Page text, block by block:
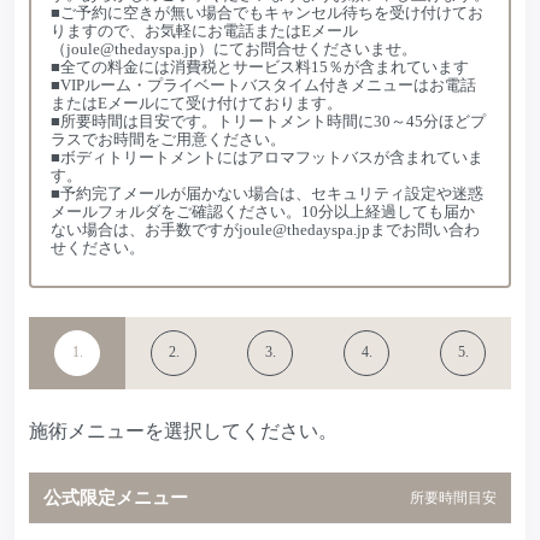
■ご予約に空きが無い場合でもキャンセル待ちを受け付けてお
りますので、お気軽にお電話またはEメール
（joule@thedayspa.jp）にてお問合せくださいませ。
■全ての料金には消費税とサービス料15％が含まれています
■VIPルーム・プライベートバスタイム付きメニューはお電話
またはEメールにて受け付けております。
■所要時間は目安です。トリートメント時間に30～45分ほどプ
ラスでお時間をご用意ください。
■ボディトリートメントにはアロマフットバスが含まれていま
す。
■予約完了メールが届かない場合は、セキュリティ設定や迷惑
メールフォルダをご確認ください。10分以上経過しても届か
ない場合は、お手数ですがjoule@thedayspa.jpまでお問い合わ
せください。
1.
選択
2. 3.
力
4. 5.
施術メニューを選択してください。
公式限定メニュー 所要時間目安